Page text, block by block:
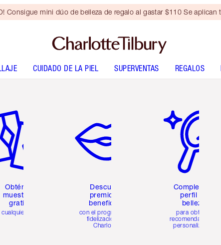
Consigue mini dúo de belleza de regalo al gastar $110 Se
CUIDADO DE LA PIEL SUPERVENTAS REGALOS
Obtén 2
muestras
gratis
pedido
Descubre
premios y
beneficios
con el programa de
fidelización de
Charlotte
Completa tu
perfil de
belleza
para obtener
recomendaciones
personalizadas